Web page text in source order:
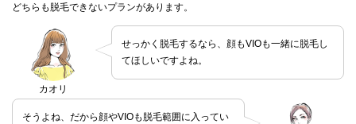
どちらも脱毛できないプランがあります。
カオリ
せっかく脱毛するなら、顔もVIOも一緒に脱毛し
てほしいですよね。
そうよね、だから顔やVIOも脱毛範囲に入ってい